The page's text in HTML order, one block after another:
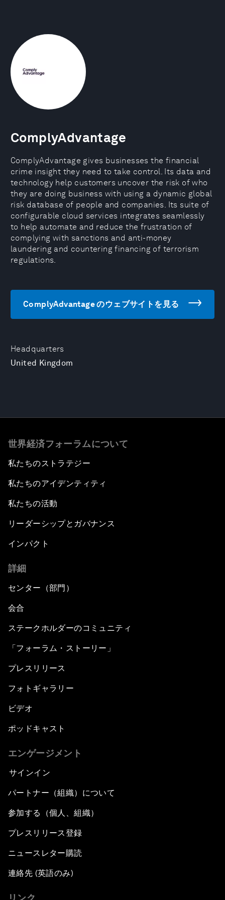
Headquarters
United Kingdom
ComplyAdvantage
ComplyAdvantage gives businesses the financial
crime insight they need to take control. Its data and
technology help customers uncover the risk of who
they are doing business with using a dynamic global
risk database of people and companies. Its suite of
configurable cloud services integrates seamlessly
to help automate and reduce the frustration of
complying with sanctions and anti-money
laundering and countering financing of terrorism
regulations.
ComplyAdvantage のウェブサイトを見る
世界経済フォーラムについて
私たちのストラテジー
私たちのアイデンティティ
私たちの活動
リーダーシップとガバナンス
インパクト
詳細
センター（部門）
会合
ステークホルダーのコミュニティ
「フォーラム・ストーリー」
プレスリリース
フォトギャラリー
ビデオ
ポッドキャスト
エンゲージメント
サインイン
パートナー（組織）について
参加する（個人、組織）
プレスリリース登録
ニュースレター購読
連絡先 (英語のみ)
リンク